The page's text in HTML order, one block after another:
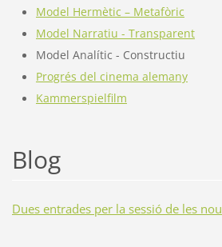
Model Hermètic – Metafòric
Model Narratiu - Transparent
Model Analític - Constructiu
Progrés del cinema alemany
Kammerspielfilm
Blog
Dues entrades per la sessió de les nou